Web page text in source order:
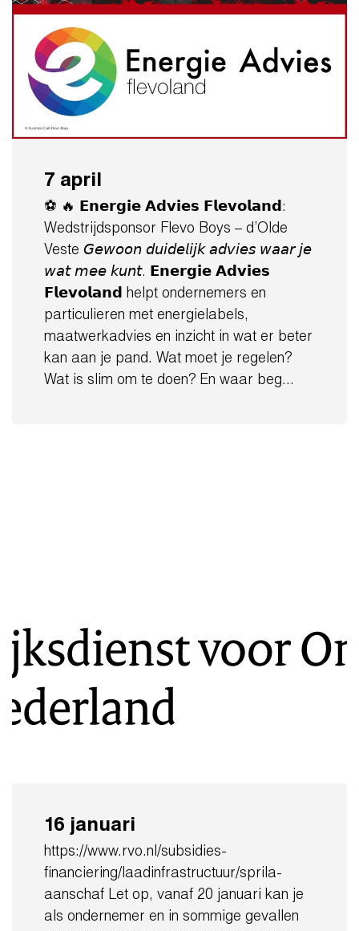
7 april
⚽ 🔥 𝗘𝗻𝗲𝗿𝗴𝗶𝗲 𝗔𝗱𝘃𝗶𝗲𝘀 𝗙𝗹𝗲𝘃𝗼𝗹𝗮𝗻𝗱:
Wedstrijdsponsor Flevo Boys – d’Olde
Veste 𝘎𝘦𝘸𝘰𝘰𝘯 𝘥𝘶𝘪𝘥𝘦𝘭𝘪𝘫𝘬 𝘢𝘥𝘷𝘪𝘦𝘴 𝘸𝘢𝘢𝘳 𝘫𝘦
𝘸𝘢𝘵 𝘮𝘦𝘦 𝘬𝘶𝘯𝘵. 𝗘𝗻𝗲𝗿𝗴𝗶𝗲 𝗔𝗱𝘃𝗶𝗲𝘀
𝗙𝗹𝗲𝘃𝗼𝗹𝗮𝗻𝗱 helpt ondernemers en
particulieren met energielabels,
maatwerkadvies en inzicht in wat er beter
kan aan je pand. Wat moet je regelen?
Wat is slim om te doen? En waar beg...
16 januari
https://www.rvo.nl/subsidies-
financiering/laadinfrastructuur/sprila-
aanschaf Let op, vanaf 20 januari kan je
als ondernemer en in sommige gevallen